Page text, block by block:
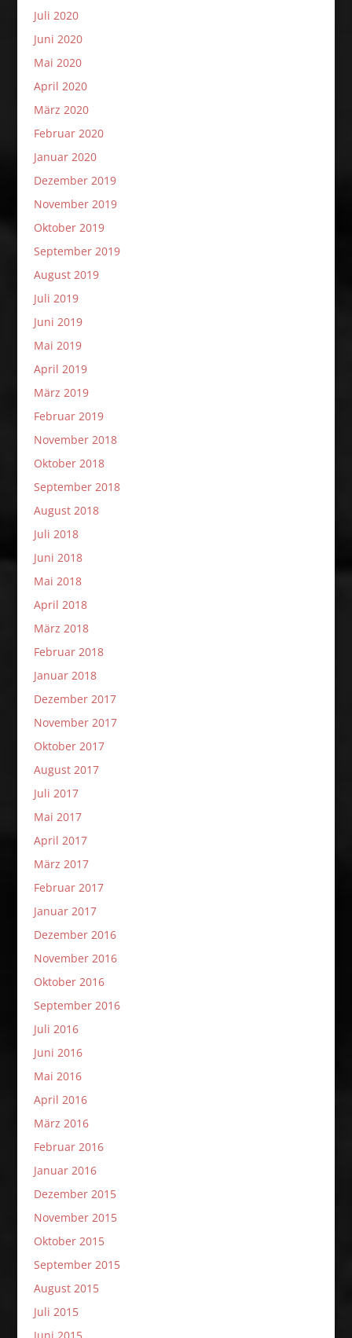
Juli 2020
Juni 2020
Mai 2020
April 2020
März 2020
Februar 2020
Januar 2020
Dezember 2019
November 2019
Oktober 2019
September 2019
August 2019
Juli 2019
Juni 2019
Mai 2019
April 2019
März 2019
Februar 2019
November 2018
Oktober 2018
September 2018
August 2018
Juli 2018
Juni 2018
Mai 2018
April 2018
März 2018
Februar 2018
Januar 2018
Dezember 2017
November 2017
Oktober 2017
August 2017
Juli 2017
Mai 2017
April 2017
März 2017
Februar 2017
Januar 2017
Dezember 2016
November 2016
Oktober 2016
September 2016
Juli 2016
Juni 2016
Mai 2016
April 2016
März 2016
Februar 2016
Januar 2016
Dezember 2015
November 2015
Oktober 2015
September 2015
August 2015
Juli 2015
Juni 2015